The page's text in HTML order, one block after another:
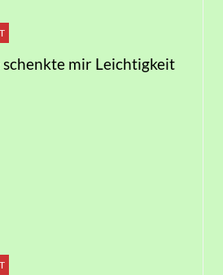
schenkte mir Leichtigkeit